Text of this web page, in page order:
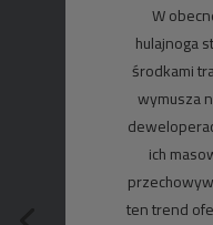
W
hulajnoga
środkami
wymusza
ich
ten trend